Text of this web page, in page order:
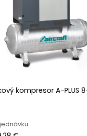
kompresor A-PLUS